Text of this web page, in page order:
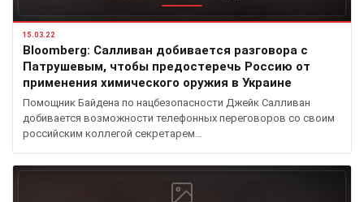
15.03.22
Bloomberg: Салливан добивается разговора с
Патрушевым, чтобы предостеречь Россию от
применения химического оружия в Украине
Помощник Байдена по нацбезопасности Джейк Салливан
добивается возможности телефонных переговоров со своим
российским коллегой секретарем…